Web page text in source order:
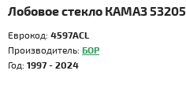
Лобовое стекло КАМАЗ 53205
Еврокод: 4597ACL
Производитель: БОР
Год: 1997 - 2024